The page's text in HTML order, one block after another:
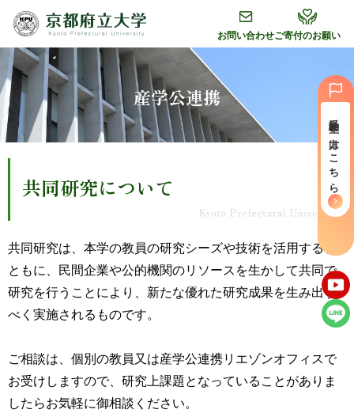
ー
バ
ル
ナ
ビ
ゲ
へ
へ
タ
ー
へ
ご寄付のお願い
お問い合わせ
産学公連携
共同研究について
共同研究は、本学の教員の研究シーズや技術を活用すると
ともに、民間企業や公的機関のリソースを生かして共同で
研究を行うことにより、新たな優れた研究成果を生み出す
べく実施されるものです。
ご相談は、個別の教員又は産学公連携リエゾンオフィスで
お受けしますので、研究上課題となっていることがありま
したらお気軽に御相談ください。
受験⽣の⽅はこちら